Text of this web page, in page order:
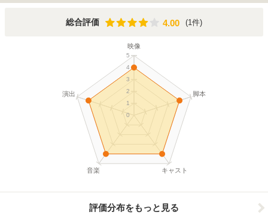
総合評価 4.00
4.00 (1件)
映像
脚本
キャスト
音楽
演出
0
1
2
3
4
5
評価分布をもっと見る